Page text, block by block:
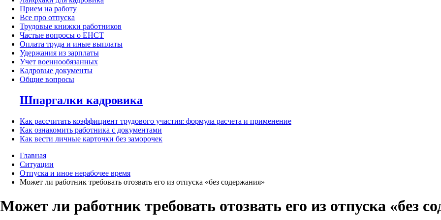
Прием на работу
Все про отпуска
Трудовые книжки работников
Частые вопросы о ЕНСТ
Оплата труда и иные выплаты
Удержания из зарплаты
Учет военнообязанных
Кадровые документы
Общие вопросы
Шпаргалки кадровика
Как рассчитать коэффициент трудового участия: формула расчета и применение
Как ознакомить работника с документами
Как вести личные карточки без заморочек
Главная
Ситуации
Отпуска и иное нерабочее время
Может ли работник требовать отозвать его из отпуска «без содержания»
Может ли работник требовать отозвать его из отпуска «без